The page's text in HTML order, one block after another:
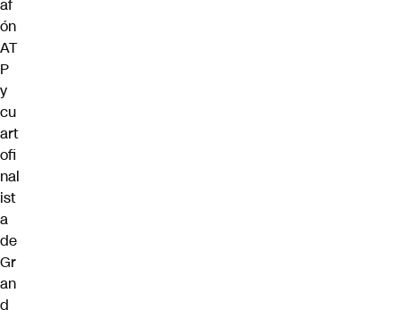
af
ón
AT
P
y
cu
art
ofi
nal
ist
a
de
Gr
an
d